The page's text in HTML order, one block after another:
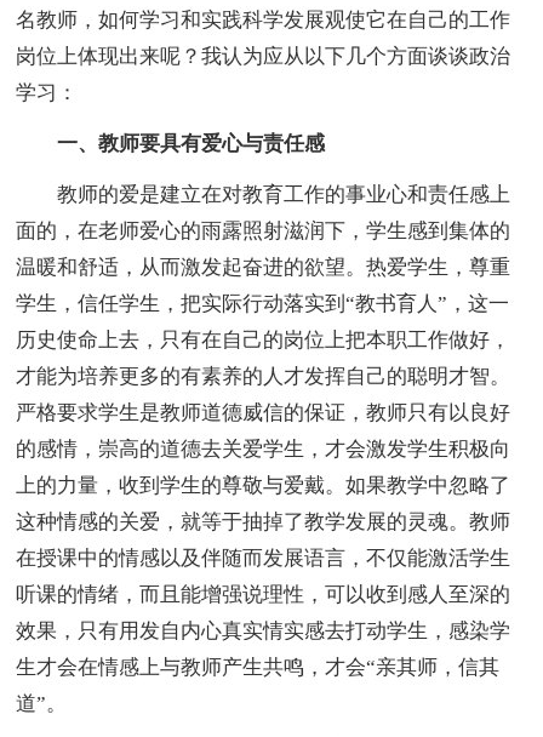
名教师，如何学习和实践科学发展观使它在自己的工作
岗位上体现出来呢？我认为应从以下几个方面谈谈政治
学习：
一、教师要具有爱心与责任感
教师的爱是建立在对教育工作的事业心和责任感上
面的，在老师爱心的雨露照射滋润下，学生感到集体的
温暖和舒适，从而激发起奋进的欲望。热爱学生，尊重
学生，信任学生，把实际行动落实到“教书育人”，这一
历史使命上去，只有在自己的岗位上把本职工作做好，
才能为培养更多的有素养的人才发挥自己的聪明才智。
严格要求学生是教师道德威信的保证，教师只有以良好
的感情，崇高的道德去关爱学生，才会激发学生积极向
上的力量，收到学生的尊敬与爱戴。如果教学中忽略了
这种情感的关爱，就等于抽掉了教学发展的灵魂。教师
在授课中的情感以及伴随而发展语言，不仅能激活学生
听课的情绪，而且能增强说理性，可以收到感人至深的
效果，只有用发自内心真实情实感去打动学生，感染学
生才会在情感上与教师产生共鸣，才会“亲其师，信其
道”。